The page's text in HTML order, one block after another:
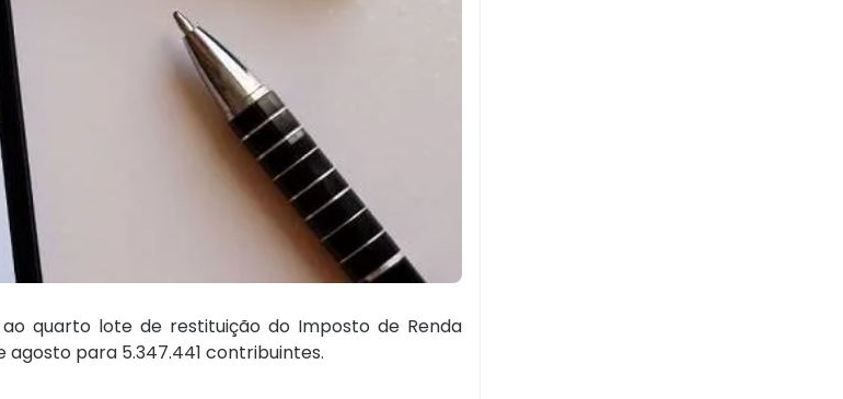
quarto lote de restituição do Imposto de Renda
agosto para 5.347.441 contribuintes.